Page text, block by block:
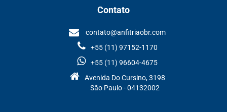
Contato
contato@anfitriaobr.com
+55 (11) 97152-1170
+55 (11) 96604-4675
Avenida Do Cursino, 3198
São Paulo - 04132002